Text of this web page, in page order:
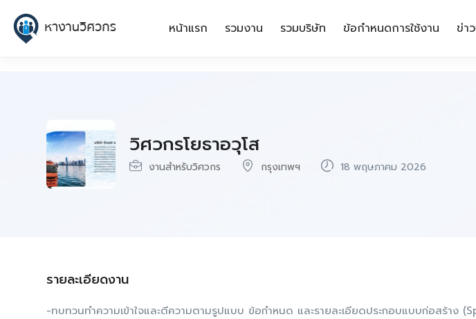
หน้าแรก รวมงาน รวมบริษัท ข้อกำหนดการใช้งาน ข่า
วิศวกรโยธาอวุโส
งานสำหรับวิศวกร กรุงเทพฯ 18 พฤษภาคม 2026
รายละเอียดงาน
-ทบทวนทำความเข้าใจและตีความตามรูปแบบ ข้อกำหนด และรายละเอียดประกอบแบบก่อสร้าง